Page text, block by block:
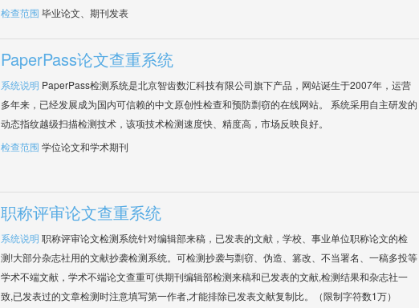
检查范围 毕业论文、期刊发表
PaperPass论文查重系统
系统说明 PaperPass检测系统是北京智齿数汇科技有限公司旗下产品，网站诞生于2007年，运营
多年来，已经发展成为国内可信赖的中文原创性检查和预防剽窃的在线网站。 系统采用自主研发的
动态指纹越级扫描检测技术，该项技术检测速度快、精度高，市场反映良好。
检查范围 学位论文和学术期刊
职称评审论文查重系统
系统说明 职称评审论文检测系统针对编辑部来稿，已发表的文献，学校、事业单位职称论文的检
测!大部分杂志社用的文献抄袭检测系统。可检测抄袭与剽窃、伪造、篡改、不当署名、一稿多投等
学术不端文献，学术不端论文查重可供期刊编辑部检测来稿和已发表的文献,检测结果和杂志社一
致,已发表过的文章检测时注意填写第一作者,才能排除已发表文献复制比。（限制字符数1万）